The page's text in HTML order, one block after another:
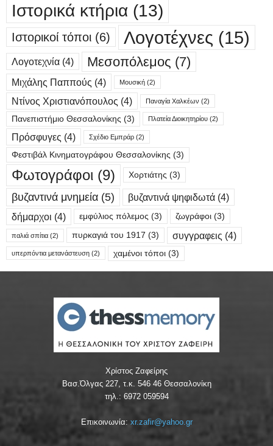
Ιστορικά κτήρια (13)
Ιστορικοί τόποι (6) Λογοτέχνες (15)
Λογοτεχνία (4) Μεσοπόλεμος (7)
Μιχάλης Παππούς (4) Μουσική (2)
Ντίνος Χριστιανόπουλος (4) Παναγία Χαλκέων (2)
Πανεπιστήμιο Θεσσαλονίκης (3) Πλατεία Διοικητηρίου (2)
Πρόσφυγες (4) Σχέδιο Εμπράρ (2)
Φεστιβάλ Κινηματογράφου Θεσσαλονίκης (3)
Φωτογράφοι (9) Χορτιάτης (3)
βυζαντινά μνημεία (5) βυζαντινά ψηφιδωτά (4)
δήμαρχοι (4) εμφύλιος πόλεμος (3) ζωγράφοι (3)
παλιά σπίτια (2) πυρκαγιά του 1917 (3) συγγραφεις (4)
υπερπόντια μετανάστευση (2) χαμένοι τόποι (3)
Χρίστος Ζαφείρης
Βασ.Όλγας 227, τ.κ. 546 46 Θεσσαλονίκη
τηλ.: 6972 059594
Επικοινωνία: xr.zafir@yahoo.gr